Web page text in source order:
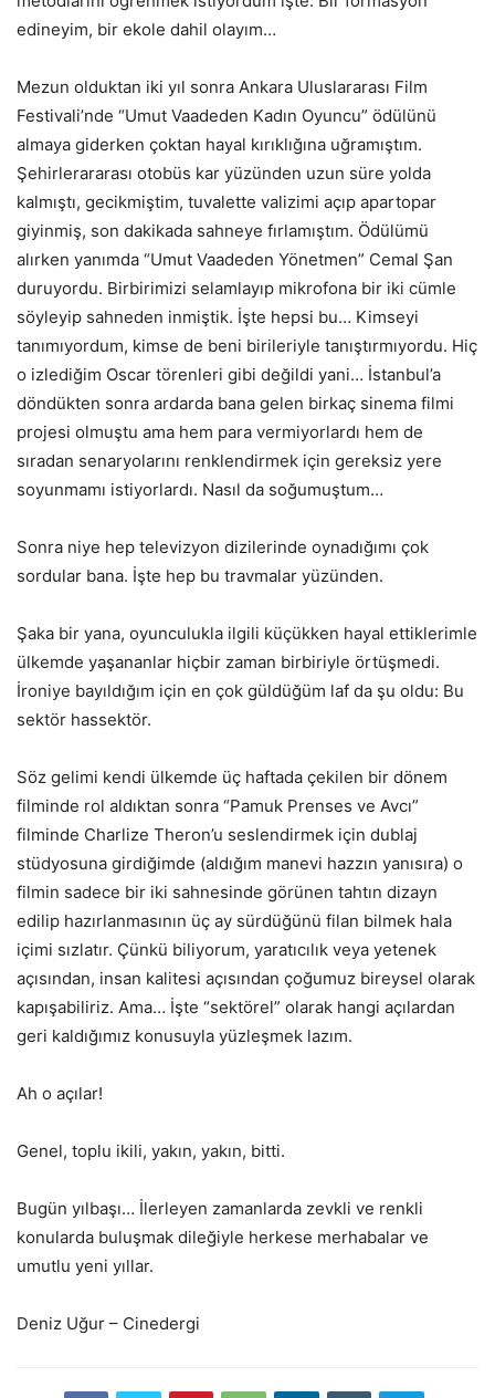
edineyim, bir ekole dahil olayım…
Mezun olduktan iki yıl sonra Ankara Uluslararası Film
Festivali’nde “Umut Vaadeden Kadın Oyuncu” ödülünü
almaya giderken çoktan hayal kırıklığına uğramıştım.
Şehirlerararası otobüs kar yüzünden uzun süre yolda
kalmıştı, gecikmiştim, tuvalette valizimi açıp apartopar
giyinmiş, son dakikada sahneye fırlamıştım. Ödülümü
alırken yanımda “Umut Vaadeden Yönetmen” Cemal Şan
duruyordu. Birbirimizi selamlayıp mikrofona bir iki cümle
söyleyip sahneden inmiştik. İşte hepsi bu… Kimseyi
tanımıyordum, kimse de beni birileriyle tanıştırmıyordu. Hiç
o izlediğim Oscar törenleri gibi değildi yani… İstanbul’a
döndükten sonra ardarda bana gelen birkaç sinema filmi
projesi olmuştu ama hem para vermiyorlardı hem de
sıradan senaryolarını renklendirmek için gereksiz yere
soyunmamı istiyorlardı. Nasıl da soğumuştum…
Sonra niye hep televizyon dizilerinde oynadığımı çok
sordular bana. İşte hep bu travmalar yüzünden.
Şaka bir yana, oyunculukla ilgili küçükken hayal ettiklerimle
ülkemde yaşananlar hiçbir zaman birbiriyle örtüşmedi.
İroniye bayıldığım için en çok güldüğüm laf da şu oldu: Bu
sektör hassektör.
Söz gelimi kendi ülkemde üç haftada çekilen bir dönem
filminde rol aldıktan sonra “Pamuk Prenses ve Avcı”
filminde Charlize Theron’u seslendirmek için dublaj
stüdyosuna girdiğimde (aldığım manevi hazzın yanısıra) o
filmin sadece bir iki sahnesinde görünen tahtın dizayn
edilip hazırlanmasının üç ay sürdüğünü filan bilmek hala
içimi sızlatır. Çünkü biliyorum, yaratıcılık veya yetenek
açısından, insan kalitesi açısından çoğumuz bireysel olarak
kapışabiliriz. Ama… İşte “sektörel” olarak hangi açılardan
geri kaldığımız konusuyla yüzleşmek lazım.
Ah o açılar!
Genel, toplu ikili, yakın, yakın, bitti.
Bugün yılbaşı… İlerleyen zamanlarda zevkli ve renkli
konularda buluşmak dileğiyle herkese merhabalar ve
umutlu yeni yıllar.
Deniz Uğur – Cinedergi